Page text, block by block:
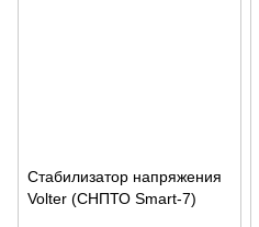
Стабилизатор напряжения
Volter (СНПТО Smart-7)